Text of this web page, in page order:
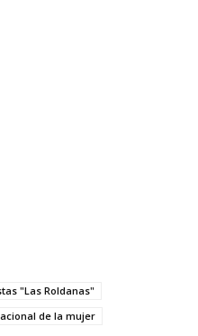
"Las Roldanas"
de la mujer